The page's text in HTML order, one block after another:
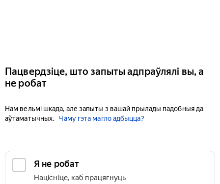
Пацвердзіце, што запыты адпраўлялі вы, а
не робат
Нам вельмі шкада, але запыты з вашай прылады падобныя да
аўтаматычных.
Чаму гэта магло адбыцца?
Я не робат
Націсніце, каб працягнуць